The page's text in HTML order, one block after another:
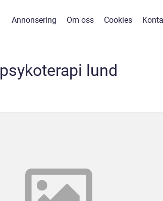
Annonsering Om oss Cookies
psykoterapi lund